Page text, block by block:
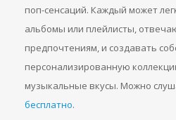
поп-сенсаций. Каждый может
альбомы или плейлисты,
предпочтениям, и создавать
персонализированную
музыкальные вкусы. Можно
бесплатно.